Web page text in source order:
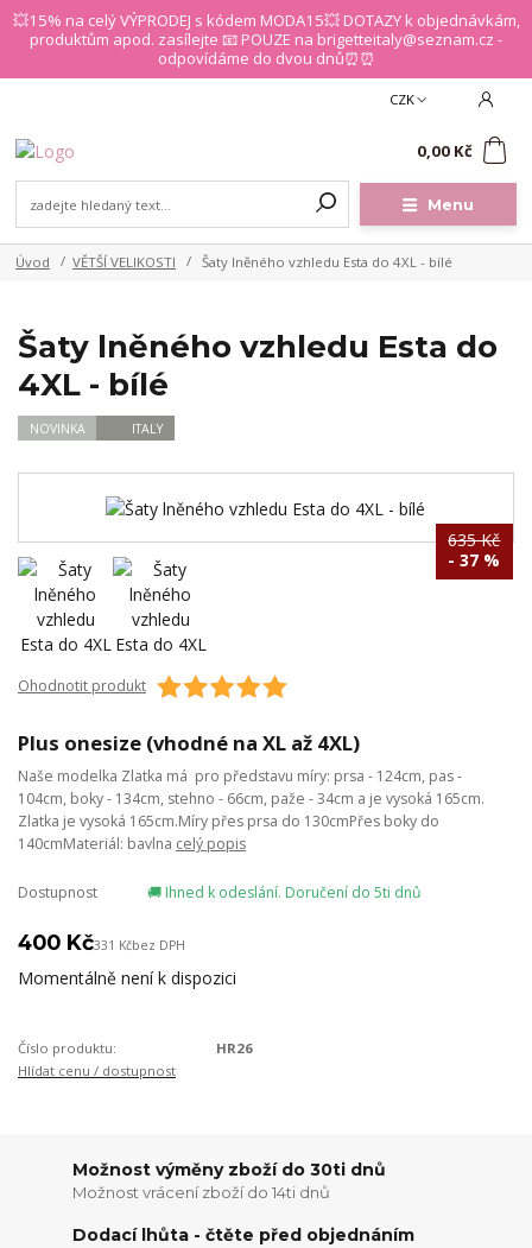
💥15% na celý VÝPRODEJ s kódem MODA15💥 DOTAZY k objednávkám,
produktům apod. zasílejte 📧 POUZE na brigetteitaly@seznam.cz -
odpovídáme do dvou dnů⏰⏰
Menu
CZK
0,00 Kč
Úvod VĚTŠÍ VELIKOSTI Šaty lněného vzhledu Esta do 4XL - bílé
Šaty lněného vzhledu Esta do
4XL - bílé
NOVINKA ITALY
635 Kč
- 37 %
Ohodnotit produkt
Plus onesize (vhodné na XL až 4XL)
Naše modelka Zlatka má pro představu míry: prsa - 124cm, pas -
104cm, boky - 134cm, stehno - 66cm, paže - 34cm a je vysoká 165cm.
Zlatka je vysoká 165cm.Míry přes prsa do 130cmPřes boky do
140cmMateriál: bavlna celý popis
Dostupnost 🚚 Ihned k odeslání. Doručení do 5ti dnů
400 Kč331 Kčbez DPH
Momentálně není k dispozici
Číslo produktu:
HR26
Hlídat cenu / dostupnost
Možnost výměny zboží do 30ti dnů
Možnost vrácení zboží do 14ti dnů
Dodací lhůta - čtěte před objednáním